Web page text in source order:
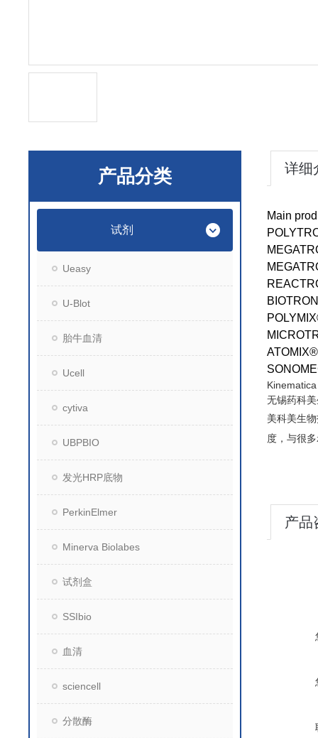
产品分类
试剂
Ueasy
U-Blot
胎牛血清
Ucell
cytiva
UBPBIO
发光HRP底物
PerkinElmer
Minerva Biolabes
试剂盒
SSIbio
血清
sciencell
分散酶
详细
Main
无锡药科
美科美生
度，与很多
产品